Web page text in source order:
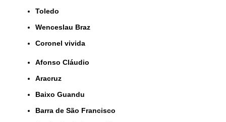
Toledo
Wenceslau Braz
coronel vivida
Afonso Cláudio
Aracruz
Baixo Guandu
Barra de São Francisco